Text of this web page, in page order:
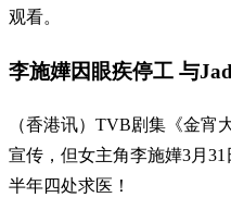
观看。
李施嬅因眼疾停工 与
（香港讯）TVB剧集《金宵
宣传，但女主角李施嬅3月
半年四处求医！